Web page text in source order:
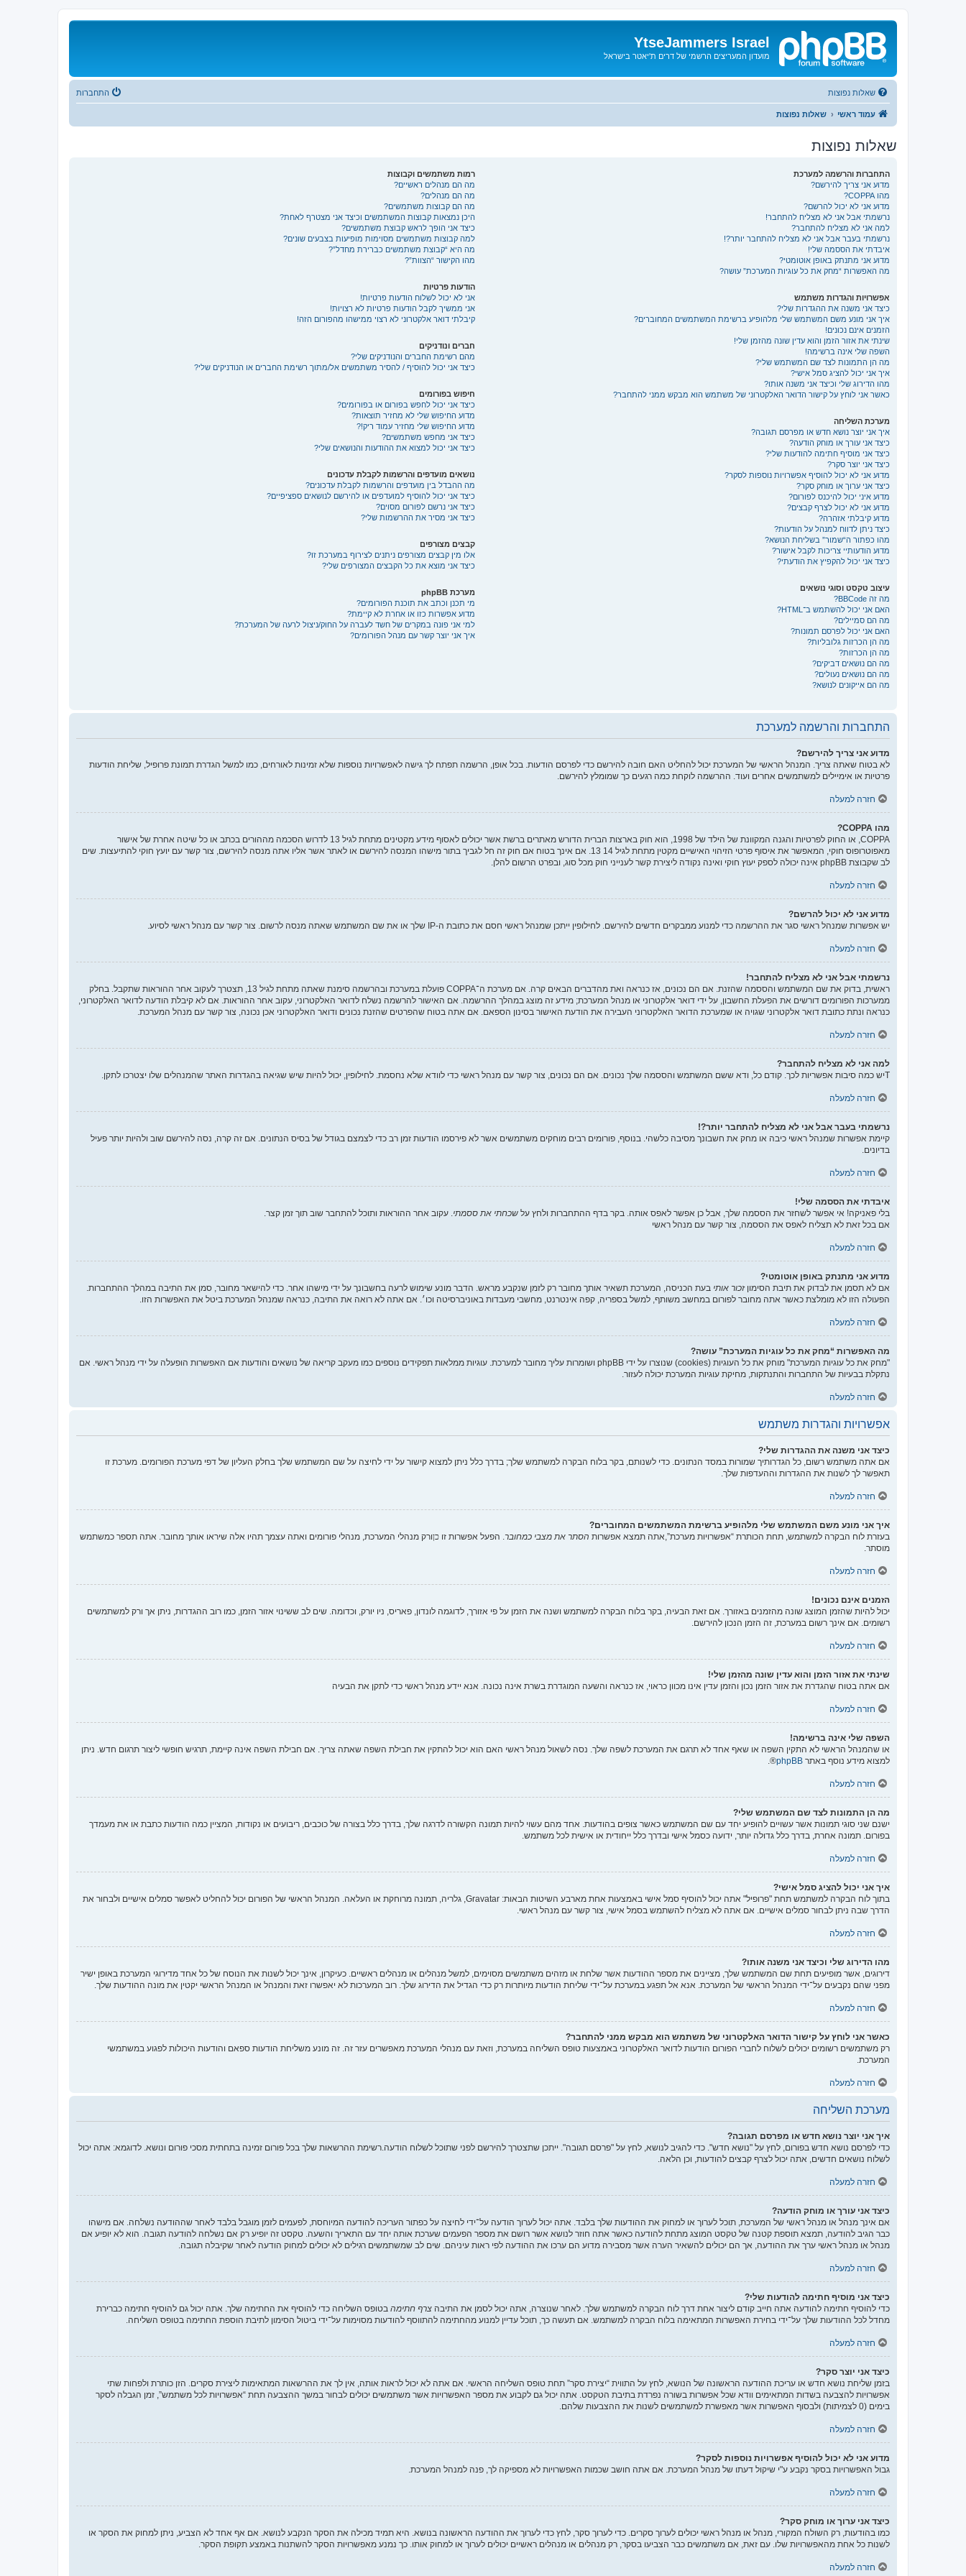
YtseJammers Israel
מועדון המעריצים הרשמי של דרים ת'יאטר בישראל
שאלות נפוצות התחברות
עמוד ראשי שאלות נפוצות
שאלות נפוצות
התחברות והרשמה למערכת
מדוע אני צריך להירשם?
מהו COPPA?
מדוע אני לא יכול להרשם?
נרשמתי אבל אני לא מצליח להתחבר!
למה אני לא מצליח להתחבר?
נרשמתי בעבר אבל אני לא מצליח להתחבר יותר?!
איבדתי את הססמה שלי!
מדוע אני מתנתק באופן אוטומטי?
מה האפשרות “מחק את כל עוגיות המערכת” עושה?
אפשרויות והגדרות משתמש
כיצד אני משנה את ההגדרות שלי?
איך אני מונע משם המשתמש שלי מלהופיע ברשימת המשתמשים המחוברים?
הזמנים אינם נכונים!
שינתי את אזור הזמן והוא עדין שונה מהזמן שלי!
השפה שלי אינה ברשימה!
מה הן התמונות לצד שם המשתמש שלי?
איך אני יכול להציג סמל אישי?
מהו הדירוג שלי וכיצד אני משנה אותו?
כאשר אני לוחץ על קישור הדואר האלקטרוני של משתמש הוא מבקש ממני להתחבר?
מערכת השליחה
איך אני יוצר נושא חדש או מפרסם תגובה?
כיצד אני עורך או מוחק הודעה?
כיצד אני מוסיף חתימה להודעות שלי?
כיצד אני יוצר סקר?
מדוע אני לא יכול להוסיף אפשרויות נוספות לסקר?
כיצד אני ערוך או מוחק סקר?
מדוע איני יכול להיכנס לפורום?
מדוע אני לא יכול לצרף קבצים?
מדוע קיבלתי אזהרה?
כיצד ניתן לדווח למנהל על הודעות?
מהו כפתור ה“שמור” בשליחת הנושא?
מדוע הודעותיי צריכות לקבל אישור?
כיצד אני יכול להקפיץ את הודעתי?
עיצוב טקסט וסוגי נושאים
מה זה BBCode?
האם אני יכול להשתמש ב־HTML?
מה הם סמיילים?
האם אני יכול לפרסם תמונות?
מה הן הכרזות גלובליות?
מה הן הכרזות?
מה הם נושאים דביקים?
מה הם נושאים נעולים?
מה הם אייקונים לנושא?
רמות משתמשים וקבוצות
מה הם מנהלים ראשיים?
מה הם מנהלים?
מה הם קבוצות משתמשים?
היכן נמצאות קבוצות המשתמשים וכיצד אני מצטרף לאחת?
כיצד אני הופך לראש קבוצת משתמשים?
למה קבוצות משתמשים מסוימות מופיעות בצבעים שונים?
מה היא “קבוצת משתמשים כברירת מחדל”?
מהו הקישור “הצוות”?
הודעות פרטיות
אני לא יכול לשלוח הודעות פרטיות!
אני ממשיך לקבל הודעות פרטיות לא רצויות!
קיבלתי דואר אלקטרוני לא רצוי ממישהו מהפורום הזה!
חברים ונודניקים
מהם רשימת החברים והנודניקים שלי?
כיצד אני יכול להוסיף / להסיר משתמשים אל/מתוך רשימת החברים או הנודניקים שלי?
חיפוש בפורומים
כיצד אני יכול לחפש בפורום או בפורומים?
מדוע החיפוש שלי לא מחזיר תוצאות?
מדוע החיפוש שלי מחזיר עמוד ריק!?
כיצד אני מחפש משתמשים?
כיצד אני יכול למצוא את ההודעות והנושאים שלי?
נושאים מועדפים והרשמות לקבלת עדכונים
מה ההבדל בין מועדפים והרשמות לקבלת עדכונים?
כיצד אני יכול להוסיף למועדפים או להירשם לנושאים ספציפיים?
כיצד אני נרשם לפורום מסוים?
כיצד אני מסיר את ההרשמות שלי?
קבצים מצורפים
אלו מין קבצים מצורפים ניתנים לצירוף במערכת זו?
כיצד אני מוצא את כל הקבצים המצורפים שלי?
מערכת phpBB
מי תכנן וכתב את תוכנת הפורומים?
מדוע אפשרות כזו או אחרת לא קיימת?
למי אני פונה במקרים של חשד לעברה על החוק/ניצול לרעה של המערכת?
איך אני יוצר קשר עם מנהל הפורומים?
התחברות והרשמה למערכת
מדוע אני צריך להירשם?
לא בטוח שאתה צריך. המנהל הראשי של המערכת יכול להחליט האם חובה להירשם כדי לפרסם הודעות. בכל אופן, הרשמה תפתח לך גישה לאפשרויות נוספות שלא זמינות לאורחים, כמו למשל הגדרת תמונת פרופיל, שליחת הודעות
פרטיות או אימיילים למשתמשים אחרים ועוד. ההרשמה לוקחת כמה רגעים כך שמומלץ להירשם.
חזרה למעלה
מהו COPPA?
COPPA, או החוק לפרטיות והגנה המקוונת של הילד של 1998, הוא חוק בארצות הברית הדורש מאתרים ברשת אשר יכולים לאסוף מידע מקטינים מתחת לגיל 13 לדרוש הסכמה מההורים בכתב או כל שיטה אחרת של אישור
מאפוטרופוס חוקי, המאפשר את איסוף פרטי הזיהוי האישיים מקטין מתחת לגיל 14 13. אם אינך בטוח אם חוק זה חל לגביך בתור מישהו המנסה להירשם או לאתר אשר אליו אתה מנסה להירשם, צור קשר עם יועץ חוקי להתיעצות. שים
לב שקבוצת phpBB אינה יכולה לספק יעוץ חוקי ואינה נקודה ליצירת קשר לענייני חוק מכל סוג, ובפרט הרשום להלן.
חזרה למעלה
מדוע אני לא יכול להרשם?
יש אפשרות שמנהל ראשי סגר את ההרשמה כדי למנוע ממבקרים חדשים להירשם. לחילופין ייתכן שמנהל ראשי חסם את כתובת ה-IP שלך או את שם המשתמש שאתה מנסה לרשום. צור קשר עם מנהל ראשי לסיוע.
חזרה למעלה
נרשמתי אבל אני לא מצליח להתחבר!
ראשית, בדוק את שם המשתמש והססמה שהזנת. אם הם נכונים, אז כנראה ואת מהדברים הבאים קרה. אם מערכת ה־COPPA פועלת במערכת ובהרשמה סימנת שאתה מתחת לגיל 13, תצטרך לעקוב אחר ההוראות שתקבל. בחלק
ממערכות הפורומים דורשים את הפעלת החשבון, על ידי דואר אלקטרוני או מנהל המערכת; מידע זה מוצג במהלך ההרשמה. אם האישור להרשמה נשלח לדואר האלקטרוני, עקוב אחר ההוראות. אם לא קיבלת הודעה לדואר האלקטרוני,
כנראה ונתת כתובת דואר אלקטרוני שגויה או שמערכת הדואר האלקטרוני העבירה את הודעת האישור בסינון הספאם. אם אתה בטוח שהפרטים שהזנת נכונים ודואר האלקטרוני אכן נכונה, צור קשר עם מנהל המערכת.
חזרה למעלה
למה אני לא מצליח להתחבר?
Tיש כמה סיבות אפשריות לכך. קודם כל, ודא ששם המשתמש והססמה שלך נכונים. אם הם נכונים, צור קשר עם מנהל ראשי כדי לוודא שלא נחסמת. לחילופין, יכול להיות שיש שגיאה בהגדרות האתר שהמנהלים שלו יצטרכו לתקן.
חזרה למעלה
נרשמתי בעבר אבל אני לא מצליח להתחבר יותר?!
קיימת אפשרות שמנהל ראשי כיבה או מחק את חשבונך מסיבה כלשהי. בנוסף, פורומים רבים מוחקים משתמשים אשר לא פירסמו הודעות זמן רב כדי לצמצם בגודל של בסיס הנתונים. אם זה קרה, נסה להירשם שוב ולהיות יותר פעיל
בדיונים.
חזרה למעלה
איבדתי את הססמה שלי!
בלי פאניקה! אי אפשר לשחזר את הססמה שלך, אבל כן אפשר לאפס אותה. בקר בדף ההתחברות ולחץ על שכחתי את ססמתי . עקוב אחר ההוראות ותוכל להתחבר שוב תוך זמן קצר.
אם בכל זאת לא תצליח לאפס את הססמה, צור קשר עם מנהל ראשי
חזרה למעלה
מדוע אני מתנתק באופן אוטומטי?
אם לא תסמן את לבדוק את תיבת הסימוןזכור אותי בעת הכניסה, המערכת תשאיר אותך מחובר רק לזמן שנקבע מראש. הדבר מונע שימוש לרעה בחשבונך על ידי מישהו אחר. כדי להישאר מחובר, סמן את התיבה במהלך ההתחברות.
הפעולה הזו לא מומלצת כאשר אתה מחובר לפורום במחשב משותף, למשל בספריה, קפה אינטרנט, מחשבי מעבדות באוניברסיטה וכו׳. אם אתה לא רואה את התיבה, כנראה שמנהל המערכת ביטל את האפשרות הזו.
חזרה למעלה
מה האפשרות “מחק את כל עוגיות המערכת” עושה?
"מחק את כל עוגיות המערכת" מוחק את כל העוגיות (cookies) שנוצרו על ידי phpBB ושומרות עליך מחובר למערכת. עוגיות ממלאות תפקידים נוספים כמו מעקב קריאה של נושאים והודעות אם האפשרות הופעלה על ידי מנהל ראשי. אם
נתקלת בבעיות של התחברות והתנתקות, מחיקת עוגיות המערכת יכולה לעזור.
חזרה למעלה
אפשרויות והגדרות משתמש
כיצד אני משנה את ההגדרות שלי?
אם אתה משתמש רשום, כל הגדרותיך שמורות במסד הנתונים. כדי לשנותם, בקר בלוח הבקרה למשתמש שלך; בדרך כלל ניתן למצוא קישור על ידי לחיצה על שם המשתמש שלך בחלק העליון של דפי מערכת הפורומים. מערכת זו
תאפשר לך לשנות את ההגדרות וההעדפות שלך.
חזרה למעלה
איך אני מונע משם המשתמש שלי מלהופיע ברשימת המשתמשים המחוברים?
בעזרת לוח הבקרה למשתמש, תחת הכותרת “אפשרויות מערכת”,אתה תמצא אפשרות הסתר את מצבי כמחובר . הפעל אפשרות זו כןורק מנהלי המערכת, מנהלי פורומים ואתה עצמך תהיו אלה שיראו אותך מחובר. אתה תספר כמשתמש
מוסתר.
חזרה למעלה
הזמנים אינם נכונים!
יכול להיות שהזמן המוצג שונה מהזמנים באזורך. אם זאת הבעיה, בקר בלוח הבקרה למשתמש ושנה את הזמן על פי אזורך, לדוגמה לונדון, פאריס, ניו יורק, וכדומה. שים לב ששינוי אזור הזמן, כמו רוב ההגדרות, ניתן אך ורק למשתמשים
רשומים. אם אינך רשום במערכת, זה הזמן הנכון להירשם.
חזרה למעלה
שינתי את אזור הזמן והוא עדין שונה מהזמן שלי!
אם אתה בטוח שהגדרת את אזור הזמן נכון והזמן עדין אינו מכוון כראוי, אז כנראה והשעה המוגדרת בשרת אינה נכונה. אנא יידע מנהל ראשי כדי לתקן את הבעיה
חזרה למעלה
השפה שלי אינה ברשימה!
או שהמנהל הראשי לא התקין השפה או שאף אחד לא תרגם את המערכת לשפה שלך. נסה לשאול מנהל ראשי האם הוא יכול להתקין את חבילת השפה שאתה צריך. אם חבילת השפה אינה קיימת, תרגיש חופשי ליצור תרגום חדש. ניתן
למצוא מידע נוסף באתר phpBB
®.
חזרה למעלה
מה הן התמונות לצד שם המשתמש שלי?
ישנם שני סוגי תמונות אשר עשויים להופיע יחד עם שם המשתמש כאשר צופים בהודעות. אחד מהם עשוי להיות תמונה הקשורה לדרגה שלך, בדרך כלל בצורה של כוכבים, ריבועים או נקודות, המציין כמה הודעות כתבת או את מעמדך
בפורום. תמונה אחרת, בדרך כלל גדולה יותר, ידועה כסמל אישי ובדרך כלל ייחודית או אישית לכל משתמש.
חזרה למעלה
איך אני יכול להציג סמל אישי?
בתוך לוח הבקרה למשתמש תחת "פרופיל" אתה יכול להוסיף סמל אישי באמצעות אחת מארבע השיטות הבאות: Gravatar, גלריה, תמונה מרוחקת או העלאה. המנהל הראשי של הפורום יכול להחליט לאפשר סמלים אישיים ולבחור את
הדרך שבה ניתן לבחור סמלים אישיים. אם אתה לא מצליח להשתמש בסמל אישי, צור קשר עם מנהל ראשי.
חזרה למעלה
מהו הדירוג שלי וכיצד אני משנה אותו?
דירוגים, אשר מופיעים תחת שם המשתמש שלך, מציינים את מספר ההודעות אשר שלחת או מזהים משתמשים מסוימים, למשל מנהלים או מנהלים ראשיים. כעיקרון, אינך יכול לשנות את הנוסח של כל אחד מדירוגי המערכת באופן ישיר
מפני שהם נקבעים על־ידי המנהל הראשי של המערכת. אנא אל תפגע במערכת על־ידי שליחת הודעות מיותרות רק כדי הגדיל את הדירוג שלך. רוב המערכות לא יאפשרו זאת והמנהל או המנהל הראשי יקטין את מונה ההודעות שלך.
חזרה למעלה
כאשר אני לוחץ על קישור הדואר האלקטרוני של משתמש הוא מבקש ממני להתחבר?
רק משתמשים רשומים יכולים לשלוח לחברי הפורום הודעות לדואר האלקטרוני באמצעות טופס השליחה במערכת, וזאת עם מנהלי המערכת מאפשרים עזר זה. זה מונע משליחת הודעות ספאם והודעות היכולות לפגוע במשתמשי
המערכת.
חזרה למעלה
מערכת השליחה
איך אני יוצר נושא חדש או מפרסם תגובה?
כדי לפרסם נושא חדש בפורום, לחץ על "נושא חדש". כדי להגיב לנושא, לחץ על "פרסם תגובה". ייתכן שתצטרך להירשם לפני שתוכל לשלוח הודעה.רשימת ההרשאות שלך בכל פורום זמינה בתחתית מסכי פורום ונושא. לדוגמא: אתה יכול
לשלוח נושאים חדשים, אתה יכול לצרף קבצים להודעות, וכן הלאה.
חזרה למעלה
כיצד אני עורך או מוחק הודעה?
אם אינך מנהל או מנהל ראשי של המערכת, תוכל לערוך או למחוק את ההודעות שלך בלבד. אתה יכול לערוך הודעה על־ידי לחיצה על כפתור העריכה להודעה המיוחסת, לפעמים לזמן מוגבל בלבד לאחר שההודעה נשלחה. אם מישהו
כבר הגיב להודעה, תמצא תוספת קטנה של טקסט המוצג מתחת להודעה כאשר אתה חוזר לנושא אשר רושם את מספר הפעמים שערכת אותה יחד עם התאריך והשעה. טקסט זה יופיע רק אם נשלחה להודעה תגובה. הוא לא יופיע אם
מנהל או מנהל ראשי ערך את ההודעה, אך הם יכולים להשאיר הערה אשר מסבירה מדוע הם ערכו את ההודעה לפי ראות עיניהם. שים לב שמשתמשים רגילים לא יכולים למחוק הודעה לאחר שקיבלה תגובה.
חזרה למעלה
כיצד אני מוסיף חתימה להודעות שלי?
כדי להוסיף חתימה להודעה אתה חייב קודם ליצור אחת דרך לוח הבקרה למשתמש שלך. לאחר שנוצרה, אתה יכול לסמן את התיבה צרף חתימה בטופס השליחה כדי להוסיף את החתימה שלך. אתה יכול גם להוסיף חתימה כברירת
מחדל לכל ההודעות שלך על־ידי בחירת האפשרות המתאימה בלוח הבקרה למשתמש. אם תעשה כך, תוכל עדיין למנוע מהחתימה להתווסף להודעות מסוימות על־ידי ביטול הסימון לתיבת הוספת החתימה בטופס השליחה.
חזרה למעלה
כיצד אני יוצר סקר?
בזמן שליחת נושא חדש או עריכת ההודעה הראשונה של הנושא, לחץ על התווית “יצירת סקר” תחת טופס השליחה הראשי. אם אתה לא יכול לראות אותה, אין לך את ההרשאות המתאימות ליצירת סקרים. הזן כותרת ולפחות שתי
אפשרויות להצבעה בשדות המתאימים וודא שכל אפשרות בשורה נפרדת בתיבת הטקסט. אתה יכול גם לקבוע את מספר האפשרויות אשר משתמשים יכולים לבחור במשך ההצבעה תחת “אפשרויות לכל משתמש”, זמן הגבלה לסקר
בימים (0 לצמיתות) ולבסוף האפשרות אשר מאפשרת למשתמשים לשנות את ההצבעות שלהם.
חזרה למעלה
מדוע אני לא יכול להוסיף אפשרויות נוספות לסקר?
גבול האפשרויות בסקר נקבע ע"י שיקול דעתו של מנהל המערכת. אם אתה חושב שכמות האפשרויות לא מספיקה לך, פנה למנהל המערכת.
חזרה למעלה
כיצד אני ערוך או מוחק סקר?
כמו בהודעות, רק השולח המקורי, מנהל או מנהל ראשי יכולים לערוך סקרים. כדי לערוך סקר, לחץ כדי לערוך את ההודעה הראשונה בנושא. היא תמיד מכילה את הסקר הנקבע לנושא. אם אף אחד לא הצביע, ניתן למחוק את הסקר או
לשנות כל אחת מהאפשרויות שלו. עם זאת, אם משתמשים כבר הצביעו בסקר, רק מנהלים או מנהלים ראשיים יכולים לערוך או למחוק אותו. כך נמנע מאפשרויות הסקר להשתנות באמצע תקופת הסקר.
חזרה למעלה